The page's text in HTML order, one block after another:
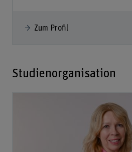
Zum Profil
Studienorganisation